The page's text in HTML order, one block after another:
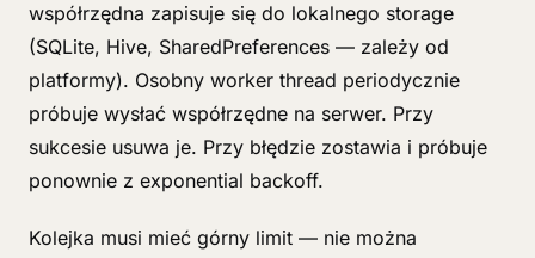
współrzędna zapisuje się do lokalnego storage
(SQLite, Hive, SharedPreferences — zależy od
platformy). Osobny worker thread periodycznie
próbuje wysłać współrzędne na serwer. Przy
sukcesie usuwa je. Przy błędzie zostawia i próbuje
ponownie z exponential backoff.
Kolejka musi mieć górny limit — nie można